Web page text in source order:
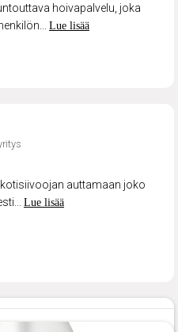
hoivapalvelu, joka
Lue lisää
auttamaan joko
Lue lisää